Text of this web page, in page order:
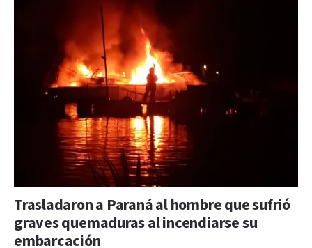
Trasladaron a Paraná al hombre que sufrió
graves quemaduras al incendiarse su
embarcación